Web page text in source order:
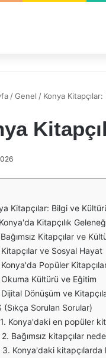
/Genel / Konya
Kitapçılar: Bilgi ve
Konya'da Kitapçılık
Bağımsız Kitapçılar ve
Kitapçılar ve Sosyal Hayat
Konya'da Popüler
Okuma Kültürü ve Eğitim
Dijital Dönüşüm ve
(Sıkça Sorulan Sorular)
1. Konya'daki en popüler
2. Bağımsız kitapçılar
3. Konya'daki